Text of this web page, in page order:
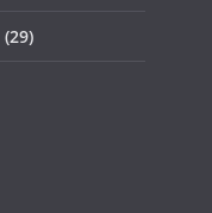
(29)